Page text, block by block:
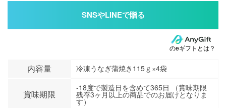
のeギフトとは？
内容量 冷凍うなぎ蒲焼き115ｇ×4袋
賞味期限
-18度で製造日を含めて365日 （賞味期限
残存3ヶ月以上の商品でのお届けとなりま
す）